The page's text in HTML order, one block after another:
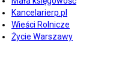
Kancelarierp.pl
Wieści Rolnicze
Życie Warszawy